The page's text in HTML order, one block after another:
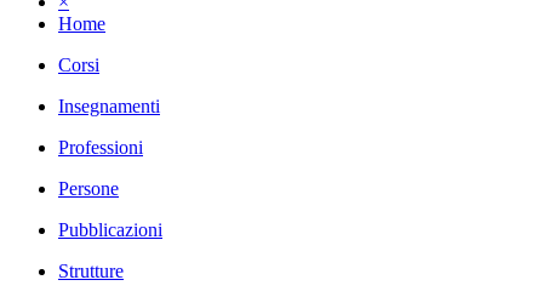
Home
Corsi
Insegnamenti
Professioni
Persone
Pubblicazioni
Strutture